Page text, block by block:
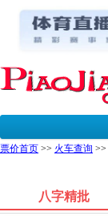
票价首页 >> 火车查询 >>
八字精批